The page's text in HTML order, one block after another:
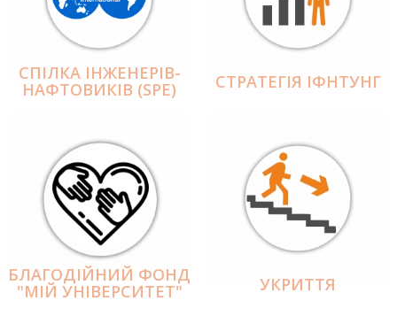
СПІЛКА ІНЖЕНЕРІВ-
НАФТОВИКІВ (SPE) СТРАТЕГІЯ ІФНТУНГ
БЛАГОДІЙНИЙ ФОНД
"МІЙ УНІВЕРСИТЕТ" УКРИТТЯ